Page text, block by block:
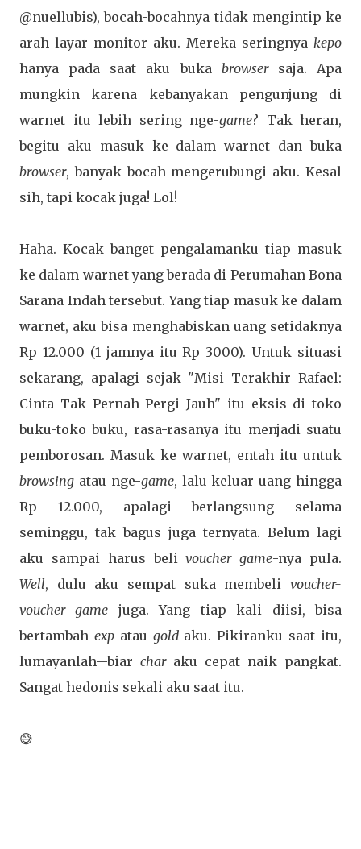
@nuellubis), bocah-bocahnya tidak mengintip ke
arah layar monitor aku. Mereka seringnya kepo
hanya pada saat aku buka browsersaja. Apa
mungkin karena kebanyakan pengunjung di
warnet itu lebih sering nge-game? Tak heran,
begitu aku masuk ke dalam warnet dan buka
browser, banyak bocah mengerubungi aku. Kesal
sih, tapi kocak juga! Lol!
Haha. Kocak banget pengalamanku tiap masuk
ke dalam warnet yang berada di Perumahan Bona
Sarana Indah tersebut. Yang tiap masuk ke dalam
warnet, aku bisa menghabiskan uang setidaknya
Rp 12.000 (1 jamnya itu Rp 3000). Untuk situasi
sekarang, apalagi sejak "Misi Terakhir Rafael:
Cinta Tak Pernah Pergi Jauh" itu eksis di toko
buku-toko buku, rasa-rasanya itu menjadi suatu
pemborosan. Masuk ke warnet, entah itu untuk
browsing atau nge-game, lalu keluar uang hingga
Rp 12.000, apalagi berlangsung selama
seminggu, tak bagus juga ternyata. Belum lagi
aku sampai harus belivoucher game-nya pula.
Well, dulu aku sempat suka membeli voucher-
voucher game juga. Yang tiap kali diisi, bisa
bertambah expatau goldaku. Pikiranku saat itu,
lumayanlah--biar charaku cepat naik pangkat.
Sangat hedonis sekali aku saat itu.
😅